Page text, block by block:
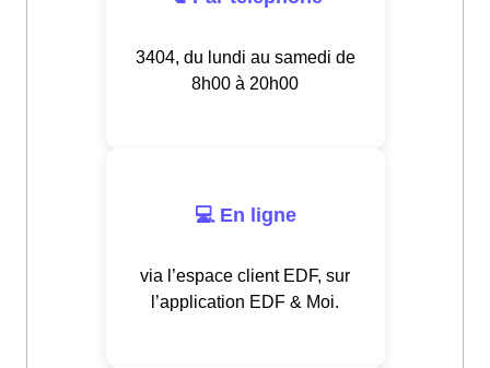
3404, du lundi au samedi de
8h00 à 20h00
💻 En ligne
via l’espace client EDF, sur
l’application EDF & Moi.